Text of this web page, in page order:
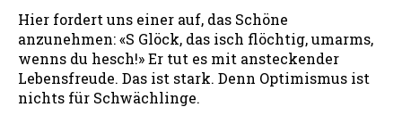
Hier fordert uns einer auf, das Schöne
anzunehmen: «S Glöck, das isch flöchtig, umarms,
wenns du hesch!» Er tut es mit ansteckender
Lebensfreude. Das ist stark. Denn Optimismus ist
nichts für Schwächlinge.